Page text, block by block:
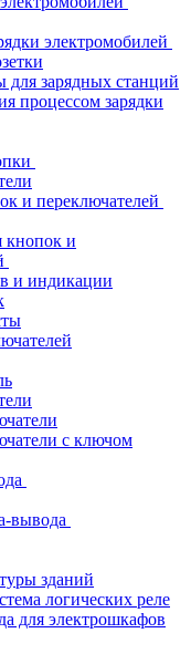
электромобилей
для зарядных станций
процессом зарядки
и переключателей
кнопок и
и индикации
с ключом
вывода
зданий
логических реле
для электрошкафов